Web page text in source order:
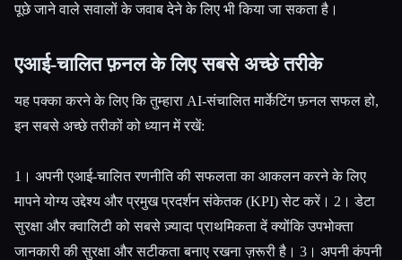
पूछे जाने वाले सवालों के जवाब देने के लिए भी किया जा सकता है।
एआई-चालित फ़नल के लिए सबसे अच्छे तरीके
यह पक्का करने के लिए कि तुम्हारा AI-संचालित मार्केटिंग फ़नल सफल हो,
इन सबसे अच्छे तरीकों को ध्यान में रखें:
1। अपनी एआई-चालित रणनीति की सफलता का आकलन करने के लिए
मापने योग्य उद्देश्य और प्रमुख प्रदर्शन संकेतक (KPI) सेट करें। 2। डेटा
सुरक्षा और क्वालिटी को सबसे ज़्यादा प्राथमिकता दें क्योंकि उपभोक्ता
जानकारी की सुरक्षा और सटीकता बनाए रखना ज़रूरी है। 3। अपनी कंपनी